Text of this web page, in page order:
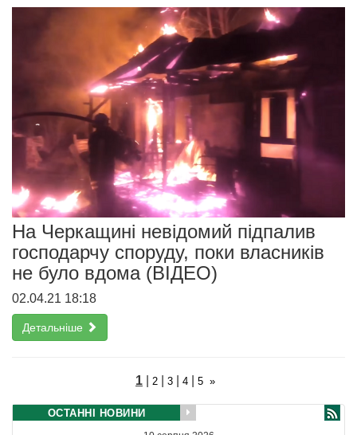
На Черкащині невідомий підпалив
господарчу споруду, поки власників
не було вдома (ВІДЕО)
02.04.21 18:18
Детальніше
1 2 3 4 5 »
ОСТАННІ НОВИНИ